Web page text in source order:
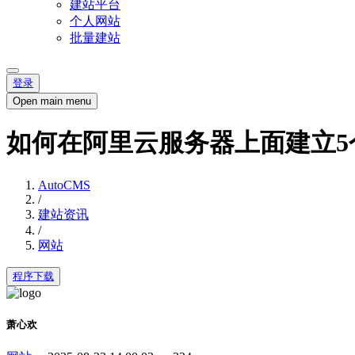
建站平台
个人网站
批量建站
登录
Open main menu
如何在阿里云服务器上面建立
AutoCMS
/
建站资讯
/
网站
程序下载
萧心欢